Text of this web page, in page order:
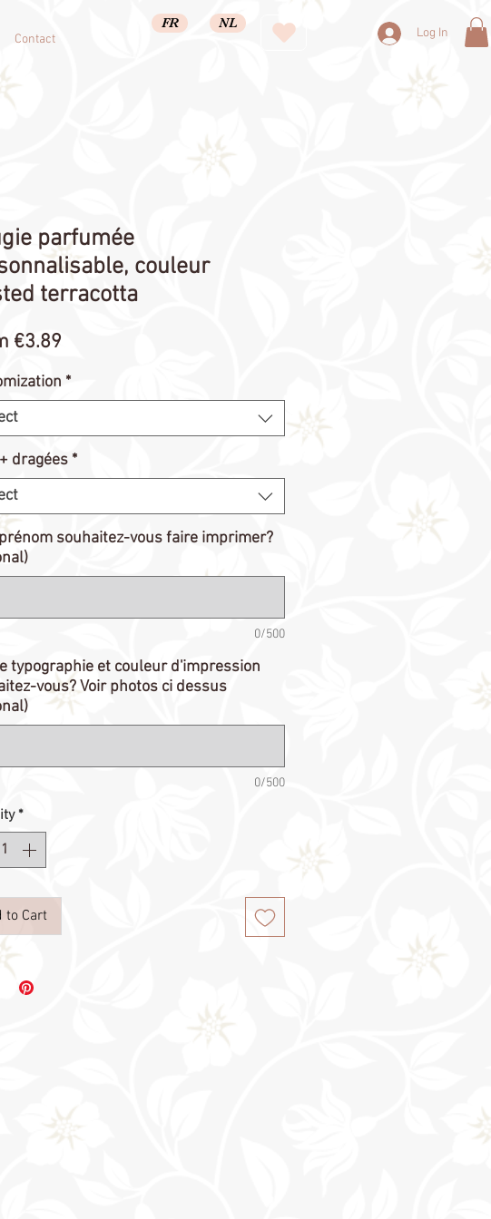
FR NL
Log In
Contact
parfumée
couleur
terracotta
€3.89
*
dragées *
souhaitez-vous faire imprimer?
0/500
typographie et couleur d'impression
vous? Voir photos ci dessus
0/500
*
to Cart